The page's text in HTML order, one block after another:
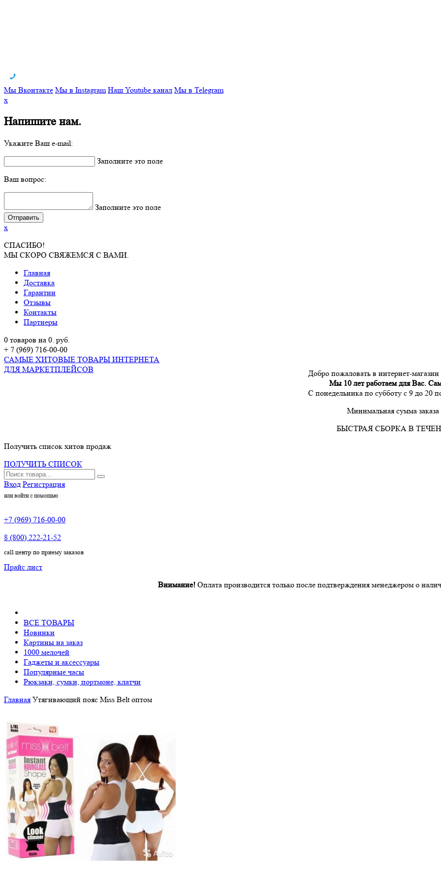
Мы Вконтакте Мы в Instagram Наш Youtube канал Мы в Telegram
x
Напишите нам.
Укажите Ваш e-mail:
Заполните это поле
Ваш вопрос:
Заполните это поле
x
СПАСИБО!
МЫ СКОРО СВЯЖЕМСЯ С ВАМИ.
Главная
Доставка
Гарантии
Отзывы
Контакты
Партнеры
0 товаров на 0. руб.
+ 7 (969) 716-00-00
САМЫЕ ХИТОВЫЕ ТОВАРЫ ИНТЕРНЕТА
ДЛЯ МАРКЕТПЛЕЙСОВ
Добро пожаловать в интернет-
Мы 10 лет работаем для Вас.
С понедельника по субботу с 9 до 20
Минимальная сумма заказа
БЫСТРАЯ СБОРКА В
Получить список хитов продаж
ПОЛУЧИТЬ СПИСОК
Вход Регистрация
или войти с помощью
+7 (969) 716-00-00
8 (800) 222-21-52
call центр по приему заказов
Прайс лист
Внимание!Оплата производится только после подтверждения менеджером о наличии
ВСЕ ТОВАРЫ
Новинки
Картины на заказ
1000 мелочей
Гаджеты и аксессуары
Популярные часы
Рюкзаки, сумки, портмоне, клатчи
Главная Утягивающий пояс Miss Belt оптом